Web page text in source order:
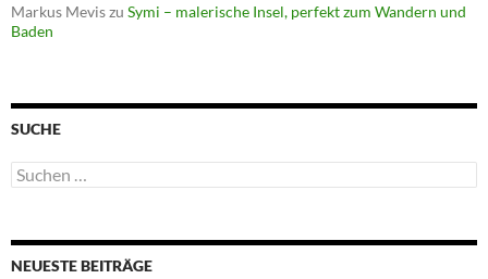
Markus Meviszu Symi – malerische Insel, perfekt zum Wandern und
Baden
SUCHE
Suchen
nach:
NEUESTE BEITRÄGE